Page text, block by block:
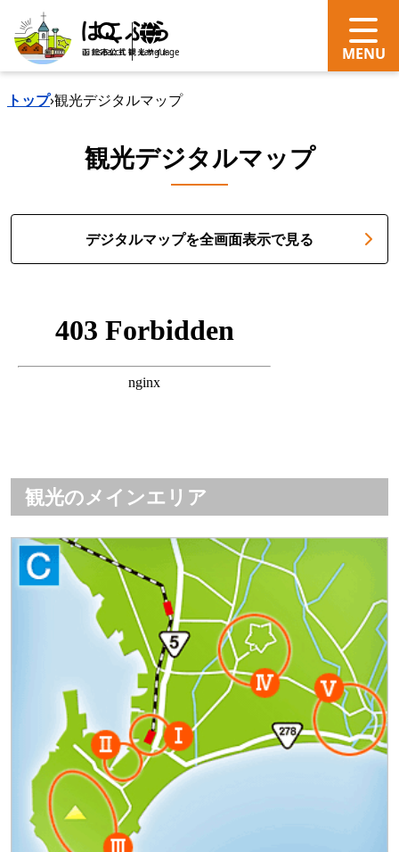
search Language
トップ›観光デジタルマップ
観光デジタルマップ
デジタルマップを全画面表示で見る
観光のメインエリア